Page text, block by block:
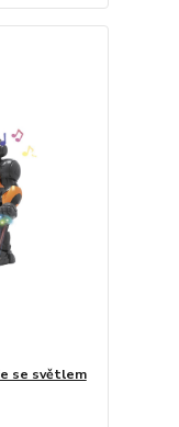
se světlem